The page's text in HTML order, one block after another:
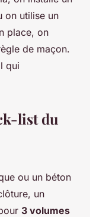
on utilise un
place, on
de maçon.
qui
list du
ou un béton
un
3 volumes